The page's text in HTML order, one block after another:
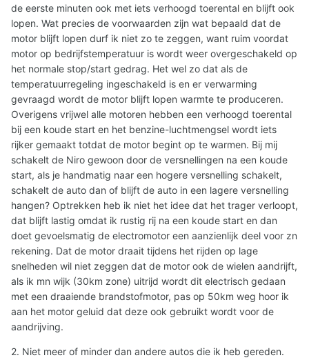
de eerste minuten ook met iets verhoogd toerental en blijft ook
lopen. Wat precies de voorwaarden zijn wat bepaald dat de
motor blijft lopen durf ik niet zo te zeggen, want ruim voordat
motor op bedrijfstemperatuur is wordt weer overgeschakeld op
het normale stop/start gedrag. Het wel zo dat als de
temperatuurregeling ingeschakeld is en er verwarming
gevraagd wordt de motor blijft lopen warmte te produceren.
Overigens vrijwel alle motoren hebben een verhoogd toerental
bij een koude start en het benzine-luchtmengsel wordt iets
rijker gemaakt totdat de motor begint op te warmen. Bij mij
schakelt de Niro gewoon door de versnellingen na een koude
start, als je handmatig naar een hogere versnelling schakelt,
schakelt de auto dan of blijft de auto in een lagere versnelling
hangen? Optrekken heb ik niet het idee dat het trager verloopt,
dat blijft lastig omdat ik rustig rij na een koude start en dan
doet gevoelsmatig de electromotor een aanzienlijk deel voor zn
rekening. Dat de motor draait tijdens het rijden op lage
snelheden wil niet zeggen dat de motor ook de wielen aandrijft,
als ik mn wijk (30km zone) uitrijd wordt dit electrisch gedaan
met een draaiende brandstofmotor, pas op 50km weg hoor ik
aan het motor geluid dat deze ook gebruikt wordt voor de
aandrijving.
2. Niet meer of minder dan andere autos die ik heb gereden.